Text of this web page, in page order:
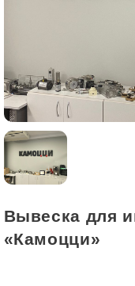
Вывеска для
«Камоцци»